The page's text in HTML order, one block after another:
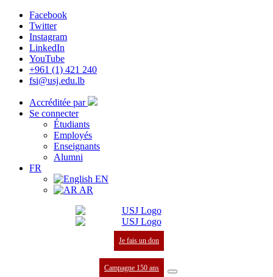
Facebook
Twitter
Instagram
LinkedIn
YouTube
+961 (1) 421 240
fsi@usj.edu.lb
Accréditée par
Se connecter
Étudiants
Employés
Enseignants
Alumni
FR
EN
AR
Je fais un don
Campagne 150 ans